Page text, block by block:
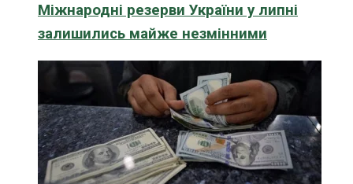
Міжнародні резерви України у липні
залишились майже незмінними